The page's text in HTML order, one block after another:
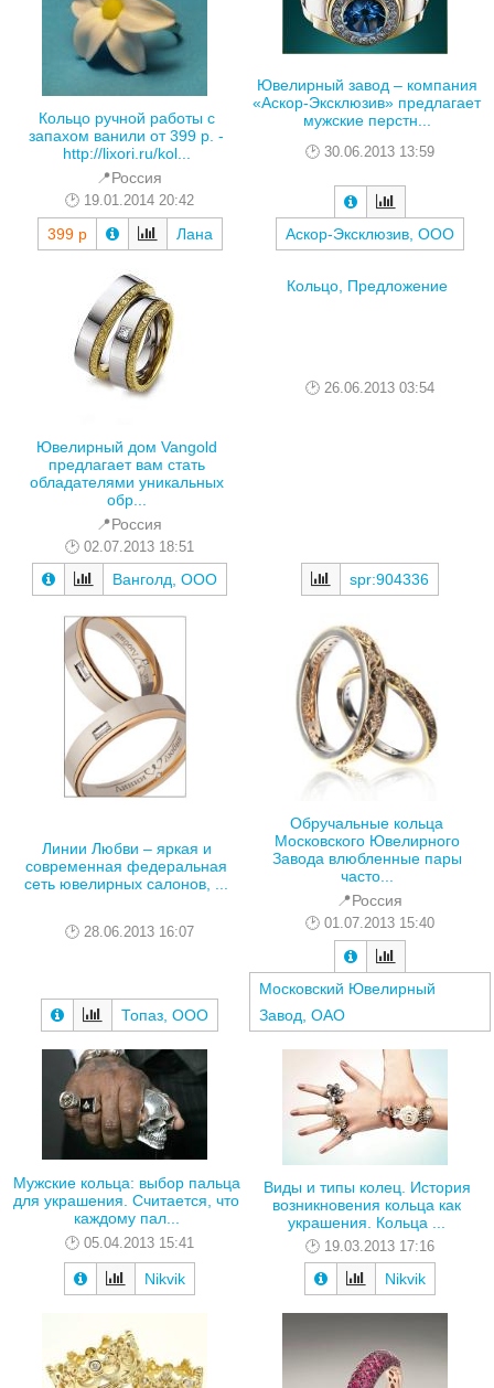
Кольцо ручной работы с
запахом ванили от 399 р. -
http://lixori.ru/kol...
📍Россия
19.01.2014 20:42
399 р Лана
Ювелирный завод – компания
«Аскор-Эксклюзив» предлагает
мужские перстн...
30.06.2013 13:59
Аскор-Эксклюзив, ООО
Ювелирный дом Vangold
предлагает вам стать
обладателями уникальных
обр...
📍Россия
02.07.2013 18:51
Ванголд, ООО
Кольцо, Предложение
26.06.2013 03:54
spr:904336
Линии Любви – яркая и
современная федеральная
сеть ювелирных салонов, ...
28.06.2013 16:07
Топаз, ООО
Обручальные кольца
Московского Ювелирного
Завода влюбленные пары
часто...
📍Россия
01.07.2013 15:40
Московский Ювелирный
Завод, ОАО
Мужские кольца: выбор пальца
для украшения. Считается, что
каждому пал...
05.04.2013 15:41
Nikvik
Виды и типы колец. История
возникновения кольца как
украшения. Кольца ...
19.03.2013 17:16
Nikvik